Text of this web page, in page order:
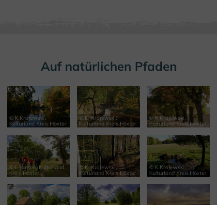
Auf natürlichen Pfaden
© K.Krajewski,
Kulturland Kreis Höxter
© K. Krajewski,
Kulturland Kreis Höxter
© K.Krajewski,
Kulturland Kreis Höxter
© I. Jansen, Kulturland
Kreis Höxter
© K. Krajewski,
Kulturland Kreis Höxter
© K.Krajewski,
Kulturland Kreis Höxter